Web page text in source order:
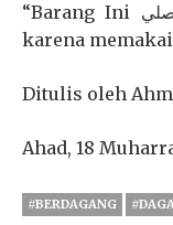
“Barang Ini أصلي, Pake’ ص padahal tidak asli,
Ditulis oleh
Ahad, 18
#BERDAGANG